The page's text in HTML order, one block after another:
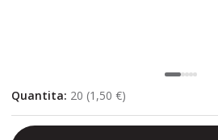
Quantita: 20 (1,50 €)